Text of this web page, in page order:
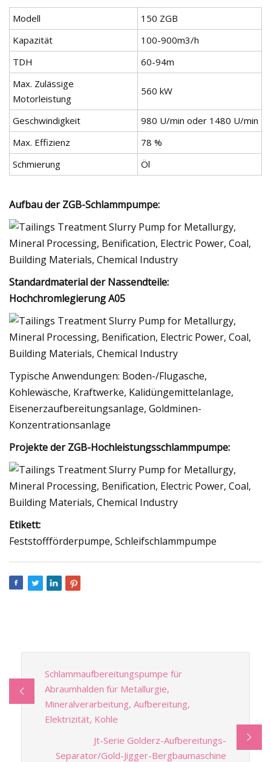
Modell
150 ZGB
Kapazität
100-900m3/h
TDH
60-94m
Max. Zulässige
Motorleistung
560 kW
Geschwindigkeit
980 U/min oder 1480 U/min
Max. Effizienz
78 %
Schmierung
Öl
Aufbau der ZGB-Schlammpumpe:
Standardmaterial der Nassendteile:
Hochchromlegierung A05
Typische Anwendungen: Boden-/Flugasche,
Kohlewäsche, Kraftwerke, Kalidüngemittelanlage,
Eisenerzaufbereitungsanlage, Goldminen-
Konzentrationsanlage
Projekte der ZGB-Hochleistungsschlammpumpe:
Etikett:
Feststoffförderpumpe, Schleifschlammpumpe
Schlammaufbereitungspumpe für
Abraumhalden für Metallurgie,
Mineralverarbeitung, Aufbereitung,
Elektrizität, Kohle
Jt-Serie Golderz-Aufbereitungs-
Separator/Gold-Jigger-Bergbaumaschine